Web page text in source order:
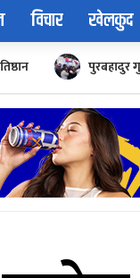
विचार खेलकुद
पुरबहादुर